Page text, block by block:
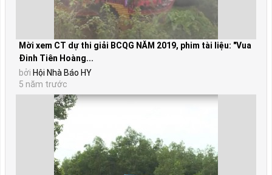
Mời xem CT dự thi giải BCQG NĂM 2019, phim tài liệu: "Vua
Đinh Tiên Hoàng...
bởi Hội Nhà Báo HY
5 năm trước